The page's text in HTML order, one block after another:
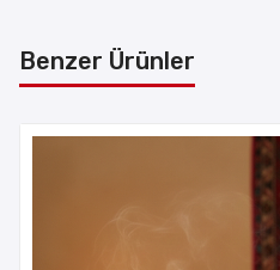
Benzer Ürünler